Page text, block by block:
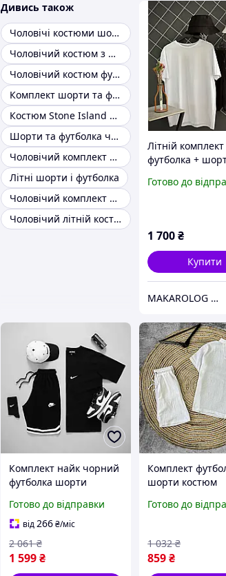
Дивись також
Чоловічі костюми шорти і футболка
Чоловічий костюм з шортами
Чоловічий костюм футболка та шорти та кепка
Комплект шорти та футболка The North Face
Костюм Stone Island шорти та футболка сірий
Шорти та футболка чоловічий костюм 46 48
Чоловічий комплект принт футболка шорти
Літні шорти і футболка
Чоловічий комплект футболка шорти літні повсякденні
Чоловічий літній костюм із шортами
Літній комплект
футболка +
літній костюм
Готово до
1 700₴
Купити
MAKAROLOG STORE
Комплект найк чорний
футболка шорти
Nextor
Готово до відправки
від 266₴/міс
1 599₴
2 061 ₴
Комплект
шорти костюм
класичний
Готово до
859₴
1 032 ₴